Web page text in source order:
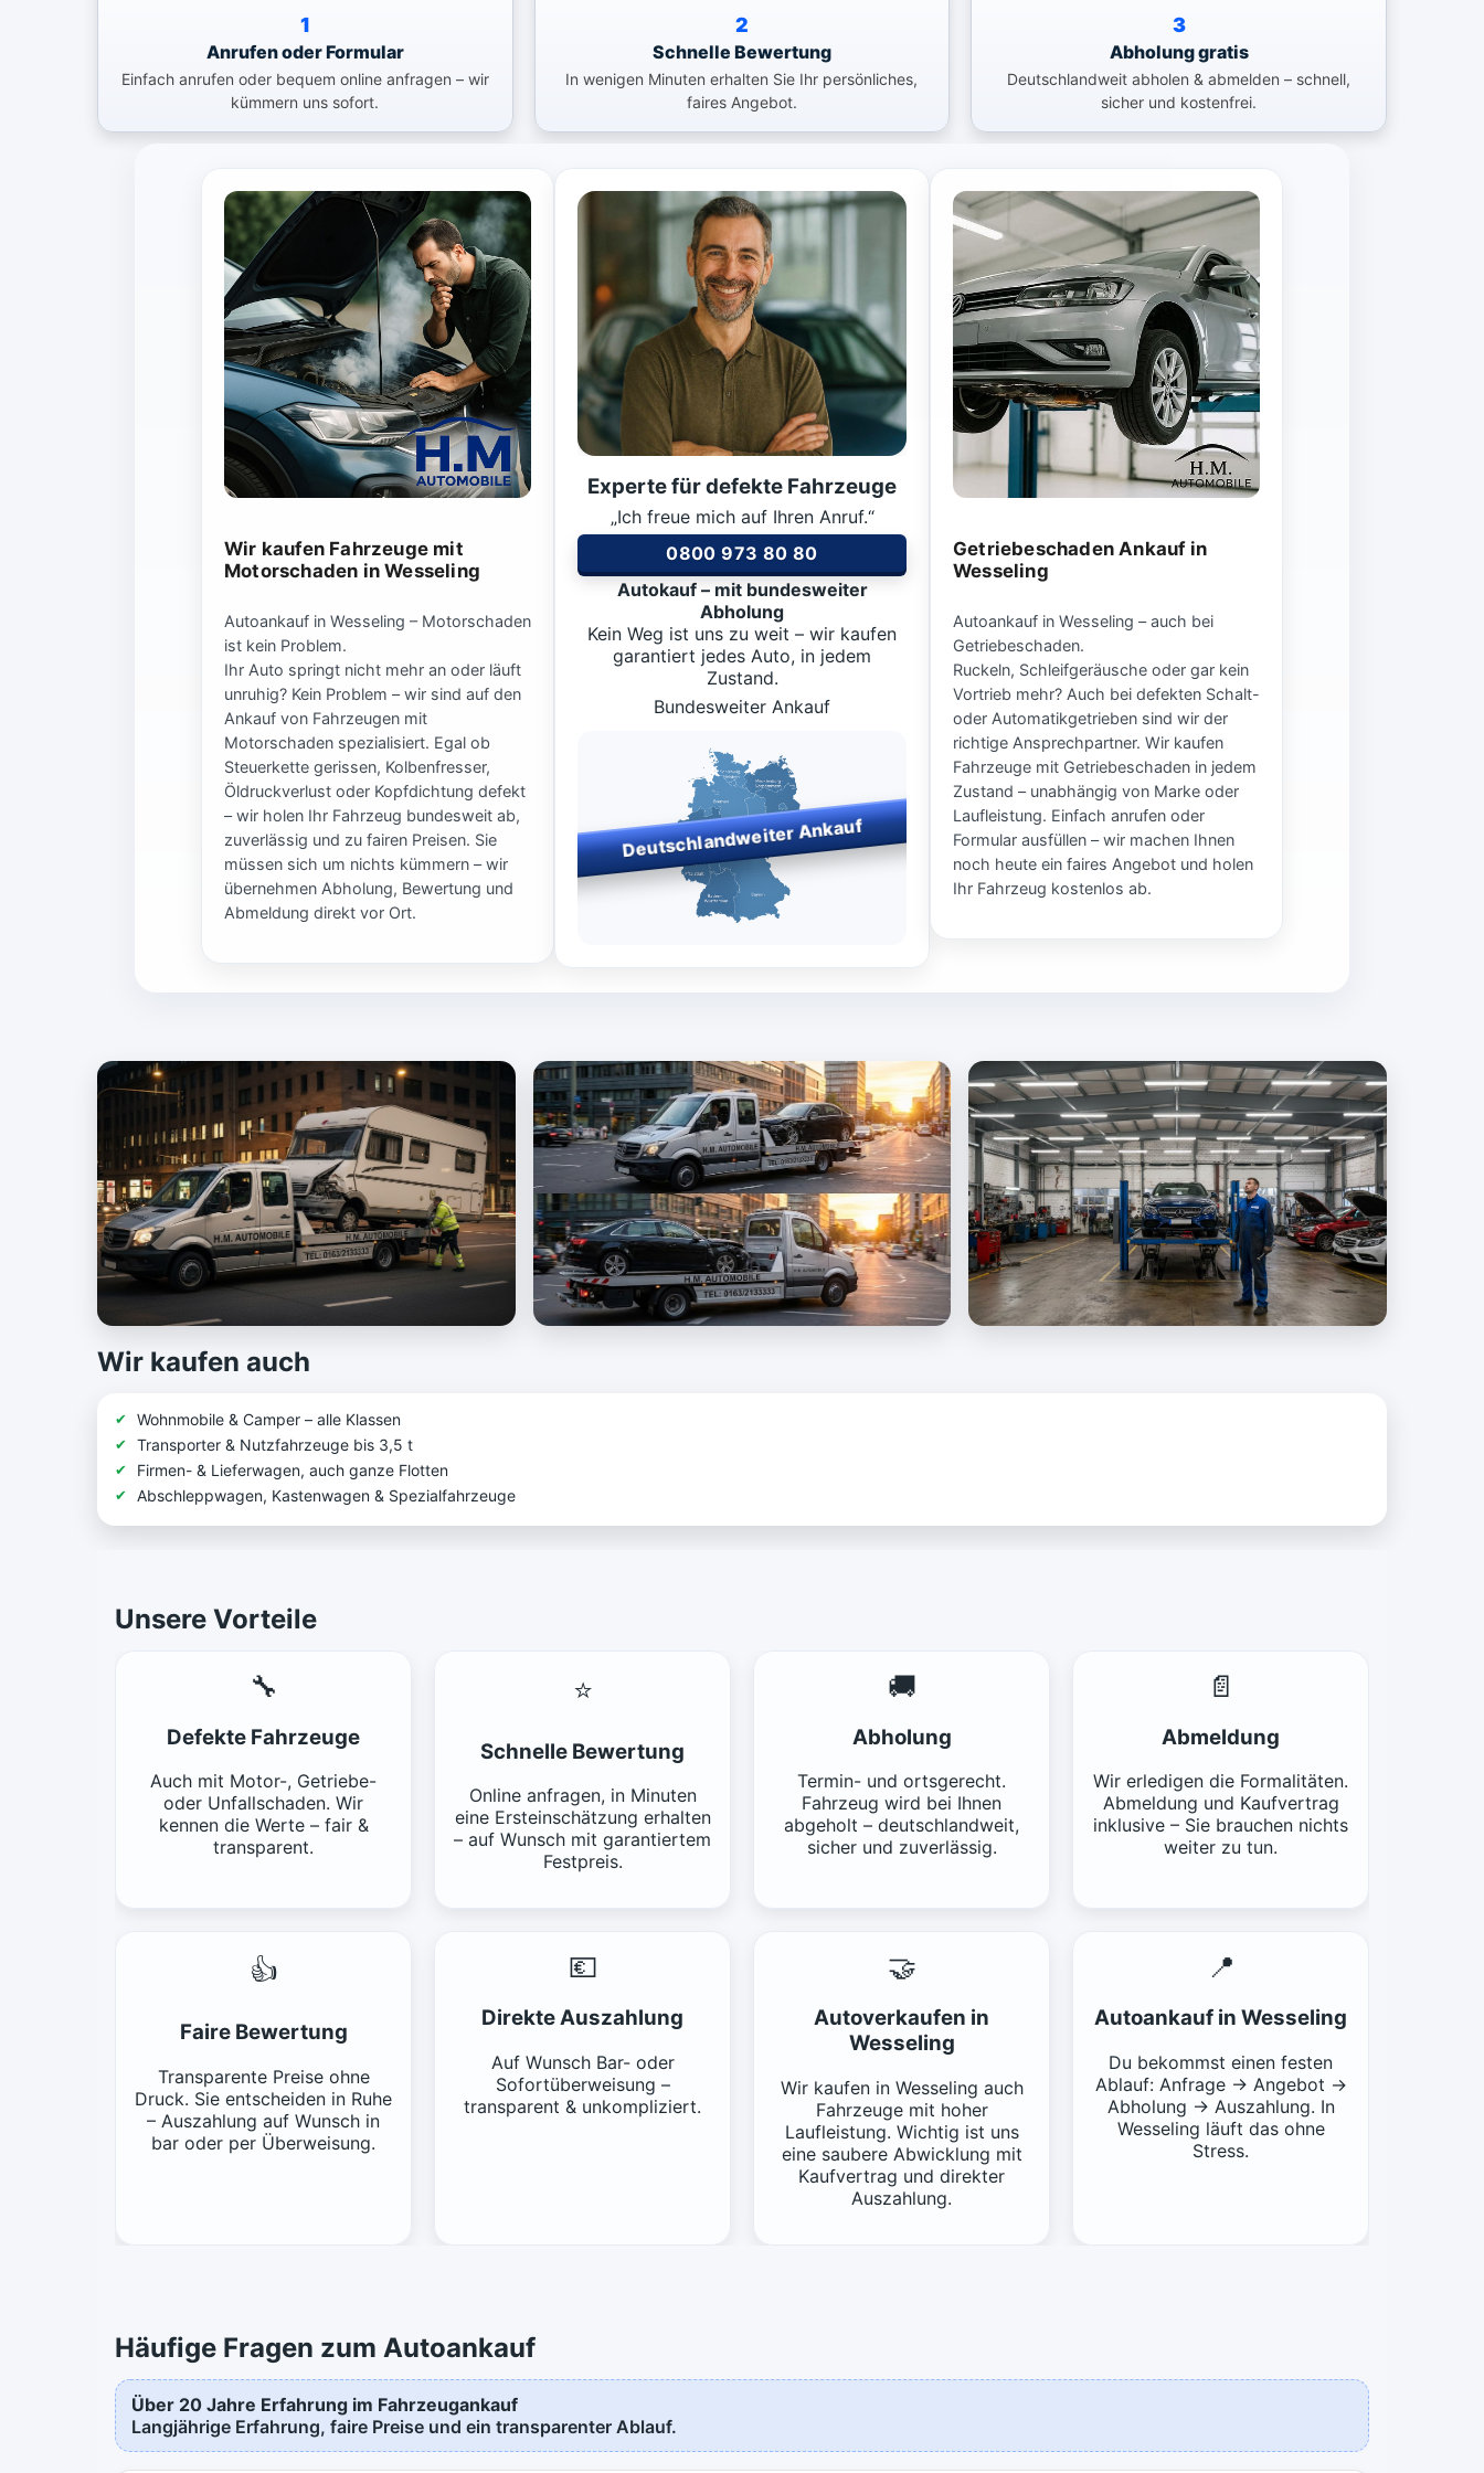
1
Anrufen oder Formular
Einfach anrufen oder bequem online anfragen – wir
kümmern uns sofort.
2
Schnelle Bewertung
In wenigen Minuten erhalten Sie Ihr persönliches,
faires Angebot.
3
Abholung gratis
Deutschlandweit abholen & abmelden – schnell,
sicher und kostenfrei.
Wir kaufen Fahrzeuge mit
Motorschaden in Wesseling
Autoankauf in Wesseling – Motorschaden
ist kein Problem.
Ihr Auto springt nicht mehr an oder läuft
unruhig? Kein Problem – wir sind auf den
Ankauf von Fahrzeugen mit
Motorschaden spezialisiert. Egal ob
Steuerkette gerissen, Kolbenfresser,
Öldruckverlust oder Kopfdichtung defekt
– wir holen Ihr Fahrzeug bundesweit ab,
zuverlässig und zu fairen Preisen. Sie
müssen sich um nichts kümmern – wir
übernehmen Abholung, Bewertung und
Abmeldung direkt vor Ort.
Experte für defekte Fahrzeuge
„Ich freue mich auf Ihren Anruf.“
0800 973 80 80
Autokauf – mit bundesweiter
Abholung
Kein Weg ist uns zu weit – wir kaufen
garantiert jedes Auto, in jedem
Zustand.
Bundesweiter Ankauf
Deutschlandweiter Ankauf
Getriebeschaden Ankauf in
Wesseling
Autoankauf in Wesseling – auch bei
Getriebeschaden.
Ruckeln, Schleifgeräusche oder gar kein
Vortrieb mehr? Auch bei defekten Schalt-
oder Automatikgetrieben sind wir der
richtige Ansprechpartner. Wir kaufen
Fahrzeuge mit Getriebeschaden in jedem
Zustand – unabhängig von Marke oder
Laufleistung. Einfach anrufen oder
Formular ausfüllen – wir machen Ihnen
noch heute ein faires Angebot und holen
Ihr Fahrzeug kostenlos ab.
Wir kaufen auch
Wohnmobile & Camper – alle Klassen
Transporter & Nutzfahrzeuge bis 3,5 t
Firmen- & Lieferwagen, auch ganze Flotten
Abschleppwagen, Kastenwagen & Spezialfahrzeuge
Unsere Vorteile
🔧
Defekte Fahrzeuge
Auch mit Motor-, Getriebe-
oder Unfallschaden. Wir
kennen die Werte – fair &
transparent.
⭐
Schnelle Bewertung
Online anfragen, in Minuten
eine Ersteinschätzung erhalten
– auf Wunsch mit garantiertem
Festpreis.
🚚
Abholung
Termin- und ortsgerecht.
Fahrzeug wird bei Ihnen
abgeholt – deutschlandweit,
sicher und zuverlässig.
📄
Abmeldung
Wir erledigen die Formalitäten.
Abmeldung und Kaufvertrag
inklusive – Sie brauchen nichts
weiter zu tun.
👍
Faire Bewertung
Transparente Preise ohne
Druck. Sie entscheiden in Ruhe
– Auszahlung auf Wunsch in
bar oder per Überweisung.
💶
Direkte Auszahlung
Auf Wunsch Bar- oder
Sofortüberweisung –
transparent & unkompliziert.
🤝
Autoverkaufen in
Wesseling
Wir kaufen in Wesseling auch
Fahrzeuge mit hoher
Laufleistung. Wichtig ist uns
eine saubere Abwicklung mit
Kaufvertrag und direkter
Auszahlung.
📍
Autoankauf in Wesseling
Du bekommst einen festen
Ablauf: Anfrage → Angebot →
Abholung → Auszahlung. In
Wesseling läuft das ohne
Stress.
Häufige Fragen zum Autoankauf
Über 20 Jahre Erfahrung im Fahrzeugankauf
Langjährige Erfahrung, faire Preise und ein transparenter Ablauf.